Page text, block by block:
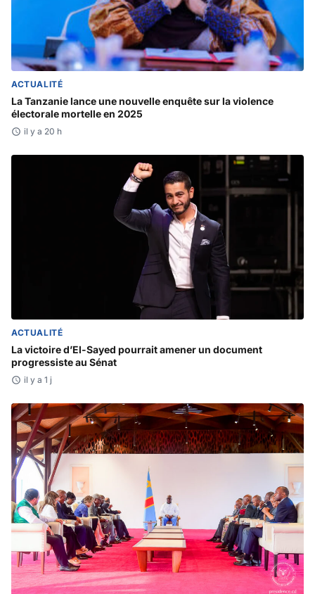
ACTUALITÉ
La Tanzanie lance une nouvelle enquête sur la violence
électorale mortelle en 2025
il y a 20 h
ACTUALITÉ
La victoire d’El-Sayed pourrait amener un document
progressiste au Sénat
il y a 1 j